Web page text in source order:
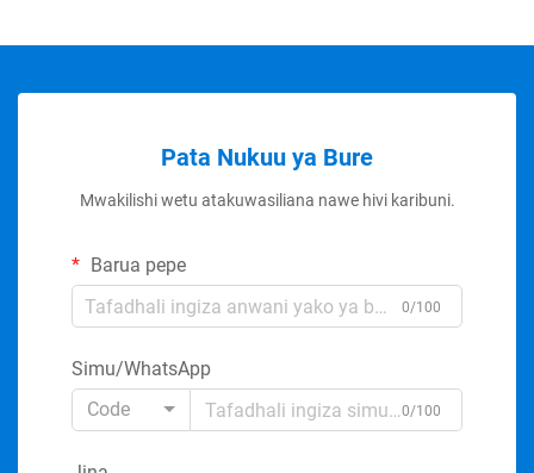
Pata Nukuu ya Bure
Mwakilishi wetu atakuwasiliana nawe hivi karibuni.
Barua pepe
0/100
Simu/WhatsApp
Code
0/100